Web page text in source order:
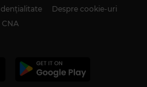
Despre cookie-uri
CNA